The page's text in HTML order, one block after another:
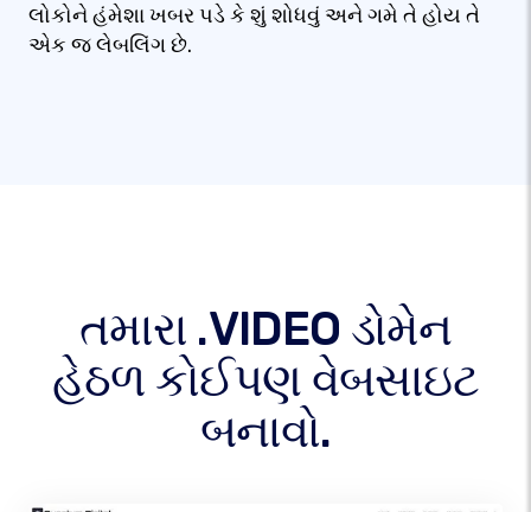
લોકોને હંમેશા ખબર પડે કે શું શોધવું અને ગમે તે હોય તે
એક જ લેબલિંગ છે.
તમારા .VIDEO ડોમેન
હેઠળ કોઈપણ વેબસાઇટ
બનાવો.